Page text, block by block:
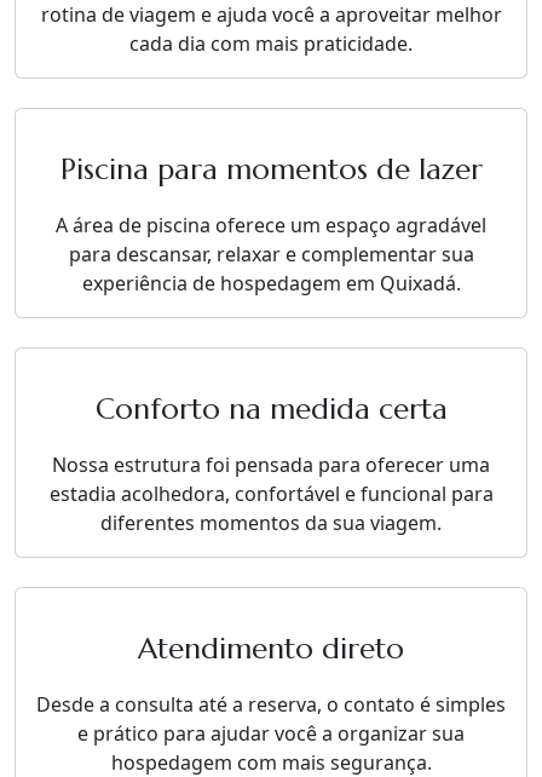
rotina de viagem e ajuda você a aproveitar melhor
cada dia com mais praticidade.
Piscina para momentos de lazer
A área de piscina oferece um espaço agradável
para descansar, relaxar e complementar sua
experiência de hospedagem em Quixadá.
Conforto na medida certa
Nossa estrutura foi pensada para oferecer uma
estadia acolhedora, confortável e funcional para
diferentes momentos da sua viagem.
Atendimento direto
Desde a consulta até a reserva, o contato é simples
e prático para ajudar você a organizar sua
hospedagem com mais segurança.